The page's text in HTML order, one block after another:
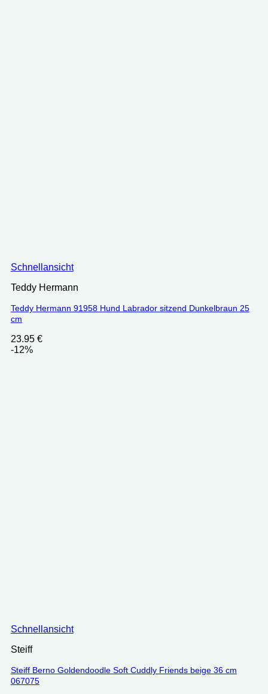
Schnellansicht
Teddy Hermann
Teddy Hermann 91958 Hund Labrador sitzend Dunkelbraun 25
cm
23.95 €
-12%
Schnellansicht
Steiff
Steiff Berno Goldendoodle Soft Cuddly Friends beige 36 cm
067075